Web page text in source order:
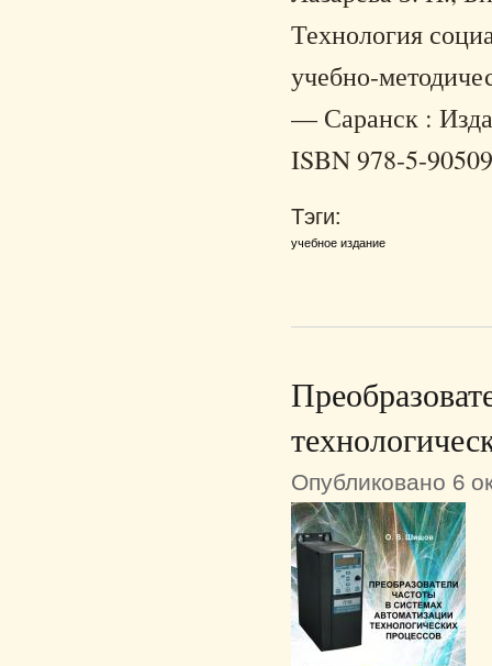
Технология
учебно-
— Саранск :
ISBN 978-5-
Тэги:
учебное издание
Опубликовано 6